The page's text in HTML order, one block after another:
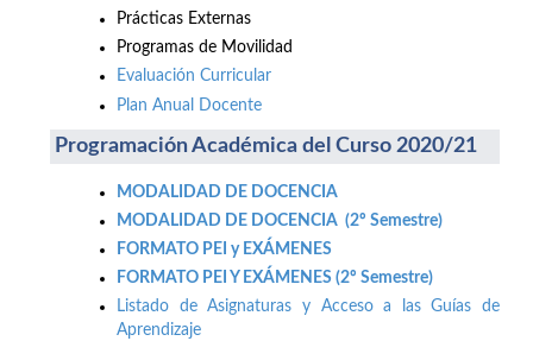
Prácticas Externas
Programas de Movilidad
Evaluación Curricular
Plan Anual Docente
Programación Académica del Curso 2020/21
MODALIDAD DE DOCENCIA
MODALIDAD DE DOCENCIA (2º Semestre)
FORMATO PEI y EXÁMENES
FORMATO PEI Y EXÁMENES (2º Semestre)
Listado de Asignaturas y Acceso a las Guías de
Aprendizaje